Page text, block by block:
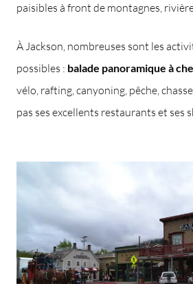
paisibles à front de montagnes,
À Jackson, nombreuses sont les
possibles : balade panoramique à
vélo, rafting, canyoning, pêche,
pas ses excellents restaurants et ses